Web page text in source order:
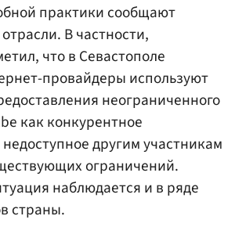
практики сообщают
В частности,
что в Севастополе
провайдеры используют
неограниченного
как конкурентное
другим участникам
ограничений.
наблюдается и в ряде
страны.